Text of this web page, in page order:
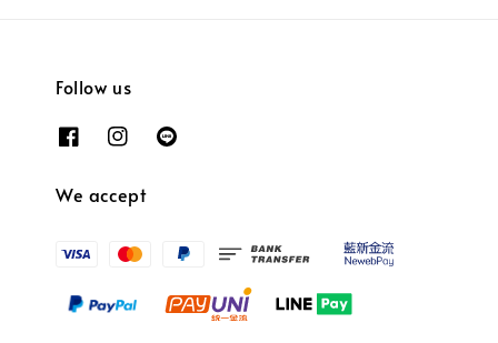
Follow us
We accept